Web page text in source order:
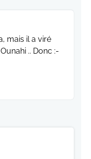
mais il a viré
.. Donc :-